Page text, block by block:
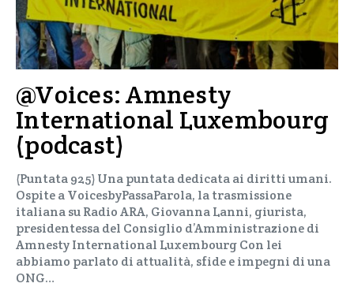
@Voices: Amnesty
International Luxembourg
(podcast)
(Puntata 925) Una puntata dedicata ai diritti umani.
Ospite a VoicesbyPassaParola, la trasmissione
italiana su Radio ARA, Giovanna Lanni, giurista,
presidentessa del Consiglio d’Amministrazione di
Amnesty International Luxembourg Con lei
abbiamo parlato di attualità, sfide e impegni di una
ONG…